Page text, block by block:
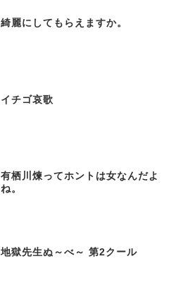
綺麗にしてもらえますか。
イチゴ哀歌
有栖川煉ってホントは女なんだよ
ね。
地獄先生ぬ～べ～ 第2クール